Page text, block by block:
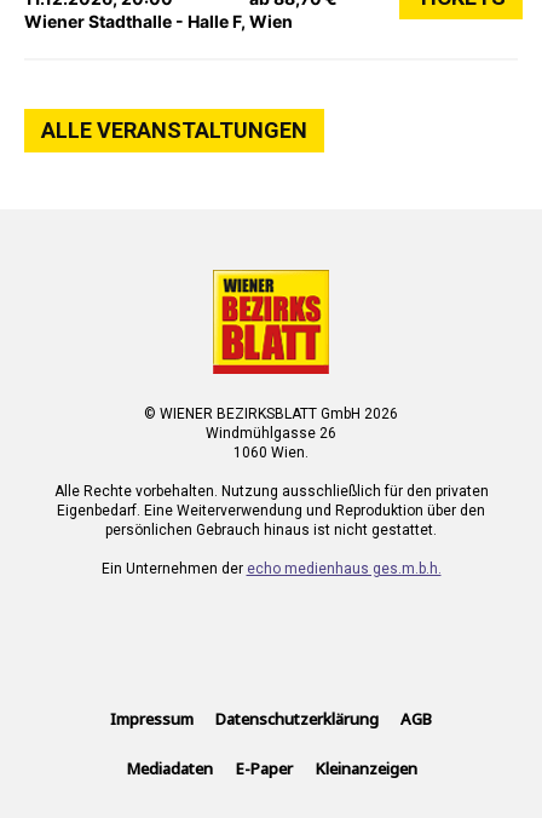
Wiener Stadthalle - Halle F, Wien
ALLE VERANSTALTUNGEN
© WIENER BEZIRKSBLATT GmbH 2026
Windmühlgasse 26
1060 Wien.
Alle Rechte vorbehalten. Nutzung ausschließlich für den privaten
Eigenbedarf. Eine Weiterverwendung und Reproduktion über den
persönlichen Gebrauch hinaus ist nicht gestattet.
Ein Unternehmen der echo medienhaus ges.m.b.h.
Impressum Datenschutzerklärung AGB
Mediadaten E-Paper Kleinanzeigen